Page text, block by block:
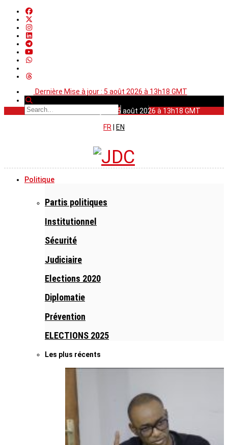
Dernière Mise à jour : 5 août 2026 à 13h18 GMT
Dernière Mise à jour : 5 août 2026 à 13h18 GMT
FR
EN
Politique
Partis politiques
Institutionnel
Sécurité
Judiciaire
Elections 2020
Diplomatie
Prévention
ELECTIONS 2025
Les plus récents